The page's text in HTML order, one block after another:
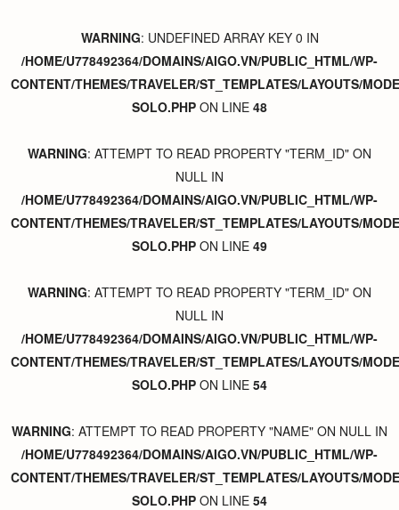
WARNING: UNDEFINED ARRAY KEY 0 IN
/HOME/U778492364/DOMAINS/AIGO.VN/PUBLIC_HTML/WP-
CONTENT/THEMES/TRAVELER/ST_TEMPLATES/LAYOUTS/
SOLO.PHP ON LINE 48
WARNING: ATTEMPT TO READ PROPERTY "TERM_ID" ON
NULL IN
/HOME/U778492364/DOMAINS/AIGO.VN/PUBLIC_HTML/WP-
CONTENT/THEMES/TRAVELER/ST_TEMPLATES/LAYOUTS/
SOLO.PHP ON LINE 49
WARNING: ATTEMPT TO READ PROPERTY "TERM_ID" ON
NULL IN
/HOME/U778492364/DOMAINS/AIGO.VN/PUBLIC_HTML/WP-
CONTENT/THEMES/TRAVELER/ST_TEMPLATES/LAYOUTS/
SOLO.PHP ON LINE 54
WARNING: ATTEMPT TO READ PROPERTY "NAME" ON NULL IN
/HOME/U778492364/DOMAINS/AIGO.VN/PUBLIC_HTML/WP-
CONTENT/THEMES/TRAVELER/ST_TEMPLATES/LAYOUTS/
SOLO.PHP ON LINE 54